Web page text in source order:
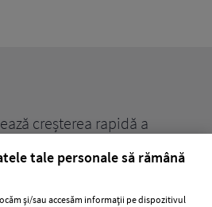
creșterea rapidă a
tale personale să rămână
și/sau accesăm informații pe dispozitivul